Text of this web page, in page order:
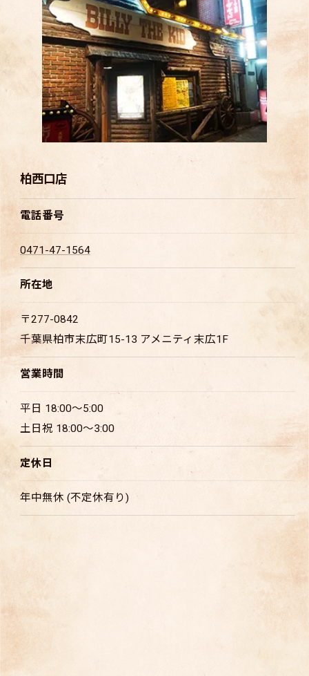
柏西口店
電話番号
0471-47-1564
所在地
〒277-0842
千葉県柏市末広町15-13 アメニティ末広1F
営業時間
平日 18:00～5:00
土日祝 18:00～3:00
定休日
年中無休 (不定休有り)